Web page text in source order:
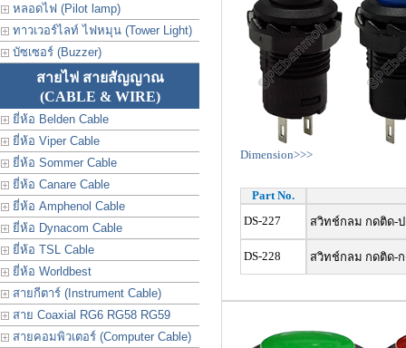
หลอดไฟ (Pilot lamp)
ทาวเวอร์ไลท์ ไฟหมุน (Tower Light)
บัซเซอร์ (Buzzer)
สายไฟ สายสัญญาณ
(CABLE & WIRE)
ยี่ห้อ Belden Cable
ยี่ห้อ Viper Cable
ยี่ห้อ Sommer Cable
ยี่ห้อ Canare Cable
ยี่ห้อ Amphenol Cable
ยี่ห้อ Dynacom Cable
ยี่ห้อ TSL Cable
ยี่ห้อ Worldbest
สายกีตาร์ (Instrument Cable)
สาย Coaxial RG6 RG58 RG59
สายคอมพิวเตอร์ (Computer Cable)
Dimension>>>
Part No.
DS-227
สวิทช์กลม กดติด-ป
DS-228 สวิทช์กลม กดติด-ก